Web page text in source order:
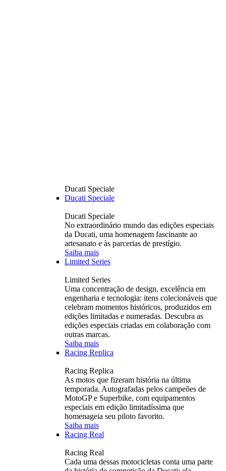
Ducati Speciale
Ducati Speciale
Ducati Speciale
No extraordinário mundo das edições especiais
da Ducati, uma homenagem fascinante ao
artesanato e às parcerias de prestígio.
Saiba mais
Limited Series
Limited Series
Uma concentração de design, excelência em
engenharia e tecnologia: itens colecionáveis ​​que
celebram momentos históricos, produzidos em
edições limitadas e numeradas. Descubra as
edições especiais criadas em colaboração com
outras marcas.
Saiba mais
Racing Replica
Racing Replica
As motos que fizeram história na última
temporada. Autografadas pelos campeões de
MotoGP e Superbike, com equipamentos
especiais em edição limitadíssima que
homenageia seu piloto favorito.
Saiba mais
Racing Real
Racing Real
Cada uma dessas motocicletas conta uma parte